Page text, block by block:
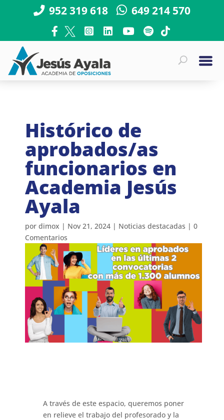
952 319 618 649 214 570
Histórico de
aprobados/as
funcionarios en
Academia Jesús
Ayala
pordimox | Nov 21, 2024 | Noticias destacadas |0
Comentarios
A través de este espacio, queremos poner
en relieve el trabajo del profesorado y la